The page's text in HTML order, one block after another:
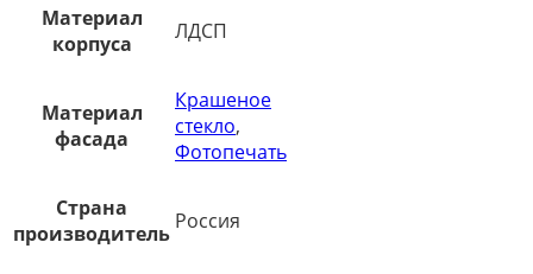
Материал
корпуса
ЛДСП
Материал
фасада
Крашеное
стекло,
Фотопечать
Страна
производитель Россия